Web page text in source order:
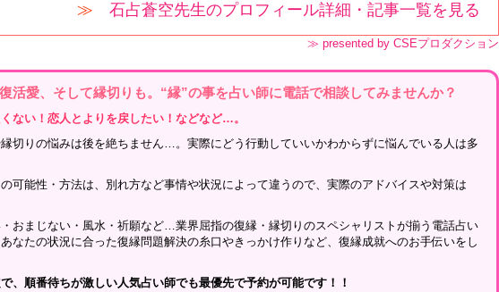
≫ 石占蒼空先生のプロフィール詳細・記事一覧を見る
≫ presented by CSEプロダクション
活愛、そして縁切りも。“縁”の事を占い師に電話で相談してみませんか？
ない！恋人とよりを戻したい！などなど…。
切りの悩みは後を絶ちません…。実際にどう行動していいかわからずに悩んでいる人は多
可能性・方法は、別れ方など事情や状況によって違うので、実際のアドバイスや対策は
おまじない・風水・祈願など…業界屈指の復縁・縁切りのスペシャリストが揃う電話占い
なたの状況に合った復縁問題解決の糸口やきっかけ作りなど、復縁成就へのお手伝いをし
、順番待ちが激しい人気占い師でも最優先で予約が可能です！！